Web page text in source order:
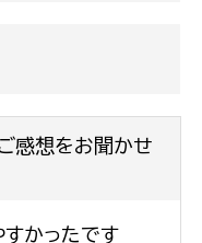
感想をお聞かせ
かったです